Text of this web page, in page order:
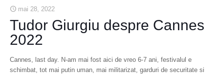
mai 28, 2022
Tudor Giurgiu despre Cannes
2022
Cannes, last day. N-am mai fost aici de vreo 6-7 ani, festivalul e
schimbat, tot mai putin uman, mai militarizat, garduri de securitate si